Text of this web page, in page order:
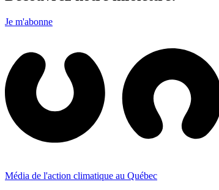
Je m'abonne
Média de l'action climatique au Québec